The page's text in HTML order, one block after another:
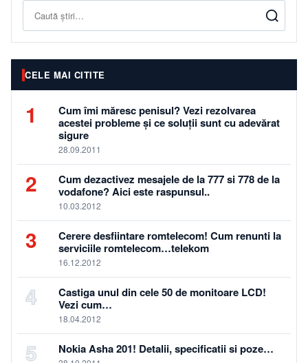
Caută
CELE MAI CITITE
1
Cum îmi măresc penisul? Vezi rezolvarea
acestei probleme și ce soluții sunt cu adevărat
sigure
28.09.2011
2
Cum dezactivez mesajele de la 777 si 778 de la
vodafone? Aici este raspunsul..
10.03.2012
3
Cerere desfiintare romtelecom! Cum renunti la
serviciile romtelecom…telekom
16.12.2012
4
Castiga unul din cele 50 de monitoare LCD!
Vezi cum…
18.04.2012
5 Nokia Asha 201! Detalii, specificatii si poze…